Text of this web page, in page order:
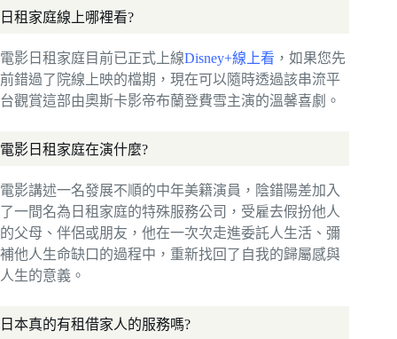
日租家庭線上哪裡看?
電影日租家庭目前已正式上線Disney+線上看 ，如果您先
前錯過了院線上映的檔期，現在可以隨時透過該串流平
台觀賞這部由奧斯卡影帝布蘭登費雪主演的溫馨喜劇。
電影日租家庭在演什麼?
電影講述一名發展不順的中年美籍演員，陰錯陽差加入
了一間名為日租家庭的特殊服務公司，受雇去假扮他人
的父母、伴侶或朋友，他在一次次走進委託人生活、彌
補他人生命缺口的過程中，重新找回了自我的歸屬感與
人生的意義。
日本真的有租借家人的服務嗎?